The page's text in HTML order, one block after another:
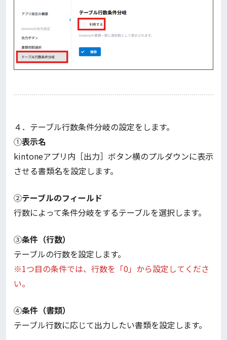
４．テーブル行数条件分岐の設定をします。
①表示名
kintoneアプリ内［出力］ボタン横のプルダウンに表示
させる書類名を設定します。
②テーブルのフィールド
行数によって条件分岐をするテーブルを選択します。
③条件（行数）
テーブルの行数を設定します。
※1つ目の条件では、行数を「0」から設定してくださ
い。
④条件（書類）
テーブル行数に応じて出力したい書類を設定します。